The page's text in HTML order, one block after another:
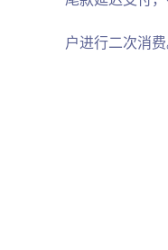
户进行二次消费